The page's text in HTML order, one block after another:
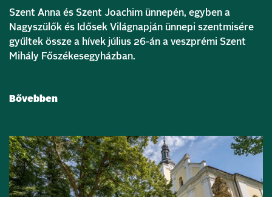
Szent Anna és Szent Joachim ünnepén, egyben a
Nagyszülők és Idősek Világnapján ünnepi szentmisére
gyűltek össze a hívek július 26-án a veszprémi Szent
Mihály Főszékesegyházban.
Bővebben